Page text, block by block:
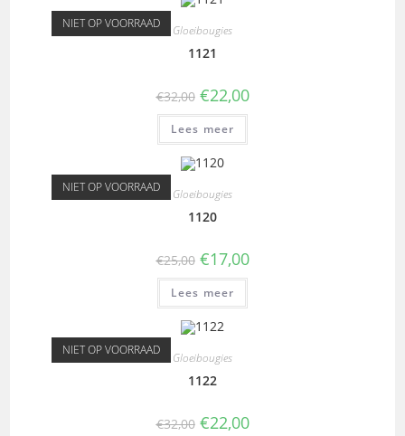
NIET OP VOORRAAD Gloeibougies
1121
€32,00 €22,00
Lees meer
NIET OP VOORRAAD Gloeibougies
1120
€25,00 €17,00
Lees meer
NIET OP VOORRAAD Gloeibougies
1122
€32,00 €22,00